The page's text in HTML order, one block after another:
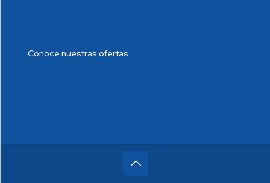
Conoce nuestras ofertas